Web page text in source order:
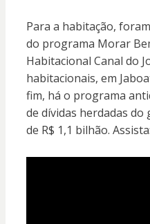
Para a habitação,
do programa Morar
Habitacional Canal do
habitacionais, em
fim, há o programa
de dívidas herdadas
de R$ 1,1 bilhão. Assista: